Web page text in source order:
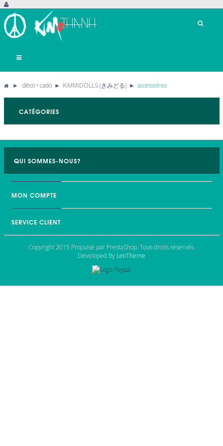
Basculer
navigation
► dēco • cado ► KiMMiDOLLS (きみどる) ► accessoires
CATÉGORIES
QUI SOMMES-NOUS?
MON COMPTE
SERVICE CLIENT
Copyright 2015 Propulsé par PrestaShop. Tous droits réservés.
Developed By LeoTheme